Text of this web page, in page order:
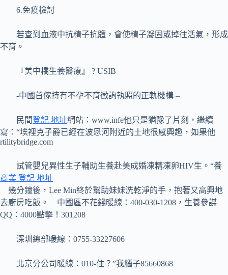
6.免疫檢討
若查到血液中抗精子抗體，會使精子凝固或掉往活氣，形成
不育。
『美中橋生養醫療』 ? USIB
-中國首傢持有不孕不育徵詢執照的正軌機構 –
民間登記 地址網站：www.infe他只是猶豫了片刻，繼續
寫：“埃裡克子爵已經在波恩河附近的土地很感興趣，如果他
rtilitybridge.com
試管嬰兒異性生子輔助生養赴美成婚凍精凍卵HIV生。“養
商業 登記 地址
幾分鐘後，Lee Min終於幫助妹妹洗乾淨的手，抱著又高興地
去廚房吃飯。 中國區不花錢暖線：400-030-1208，生養參謀
QQ：4000點擊！301208
深圳總部暖線：0755-33227606
北京分公司暖線：010-住？”我腦子85660868